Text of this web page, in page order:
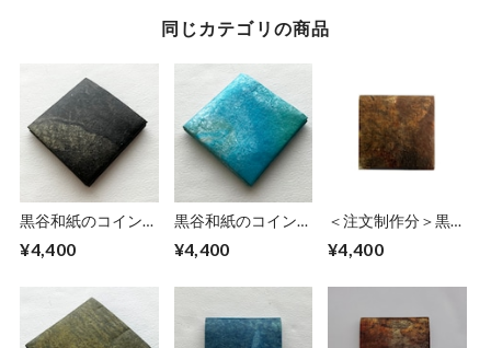
同じカテゴリの商品
黒谷和紙のコインケ
¥4,400
黒谷和紙のコインケ
¥4,400
＜注文制作分＞黒谷
【豊穣】No.2
¥4,400